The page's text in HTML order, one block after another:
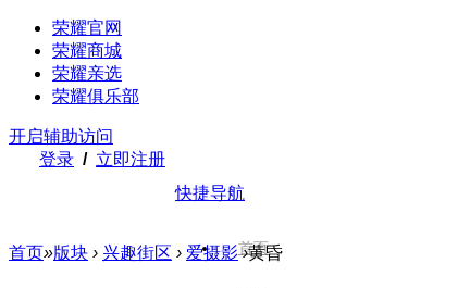
荣耀官网
荣耀商城
荣耀亲选
荣耀俱乐部
开启辅助访问
登录 / 立即注册
快捷导航
首页
首页»版块 › 兴趣街区 › 爱摄影 ›黄昏